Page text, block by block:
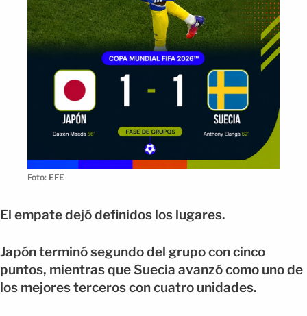
Foto: EFE
El empate dejó definidos los lugares.
Japón terminó segundo del grupo con cinco
puntos, mientras que Suecia avanzó como uno de
los mejores terceros con cuatro unidades.